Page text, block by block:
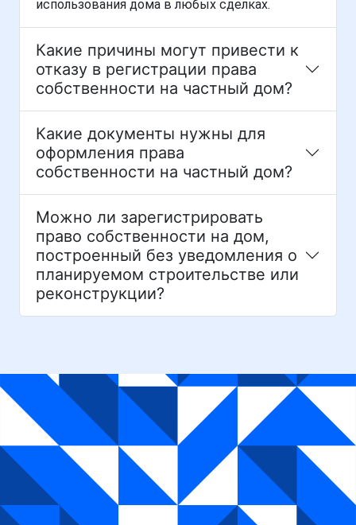
использования дома в любых сделках.
Какие причины могут привести к
отказу в регистрации права
собственности на частный дом?
Какие документы нужны для
оформления права
собственности на частный дом?
Можно ли зарегистрировать
право собственности на дом,
построенный без уведомления о
планируемом строительстве или
реконструкции?